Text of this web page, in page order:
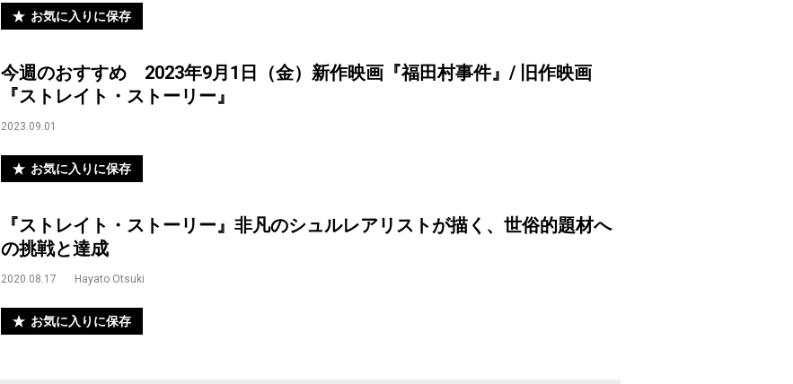
お気に入りに保存
今週のおすすめ 2023年9月1日（金）新作映画『福田村事件』/ 旧作映画
『ストレイト・ストーリー』
2023.09.01
お気に入りに保存
『ストレイト・ストーリー』非凡のシュルレアリストが描く、世俗的題材へ
の挑戦と達成
2020.08.17 Hayato Otsuki
お気に入りに保存